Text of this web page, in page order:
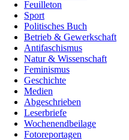
Feuilleton
Sport
Politisches Buch
Betrieb & Gewerkschaft
Antifaschismus
Natur & Wissenschaft
Feminismus
Geschichte
Medien
Abgeschrieben
Leserbriefe
Wochenendbeilage
Fotoreportagen